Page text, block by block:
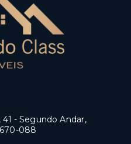
- Segundo Andar,
088